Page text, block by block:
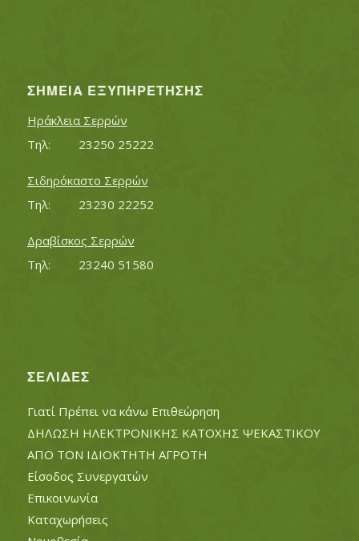
ΣΗΜΕΊΑ ΕΞΥΠΗΡΈΤΗΣΗΣ
Ηράκλεια Σερρών
Τηλ:		23250 25222
Σιδηρόκαστο Σερρών
Τηλ:		23230 22252
Δραβίσκος Σερρών
Τηλ:		23240 51580
ΣΕΛΊΔΕΣ
Γιατί Πρέπει να κάνω Επιθεώρηση
ΔΗΛΩΣΗ ΗΛΕΚΤΡΟΝΙΚΗΣ ΚΑΤΟΧΗΣ ΨΕΚΑΣΤΙΚΟΥ
ΑΠΟ ΤΟΝ ΙΔΙΟΚΤΗΤΗ ΑΓΡΟΤΗ
Είσοδος Συνεργατών
Επικοινωνία
Καταχωρήσεις